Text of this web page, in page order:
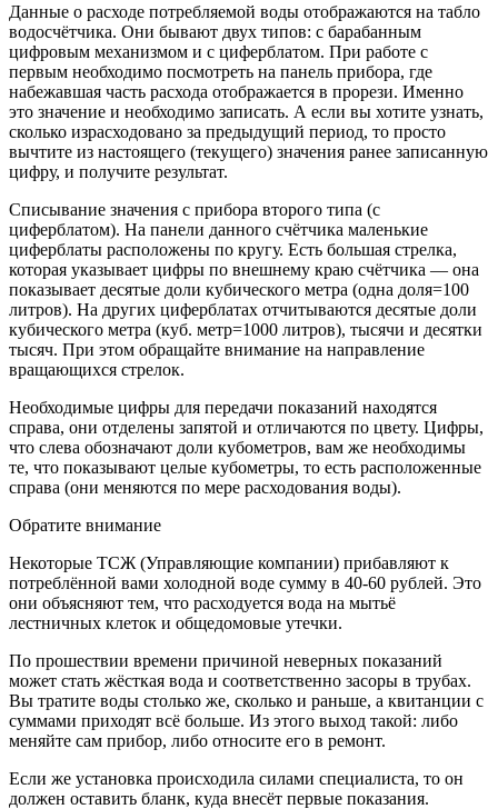
Данные о расходе потребляемой воды отображаются на табло
водосчётчика. Они бывают двух типов: с барабанным
цифровым механизмом и с циферблатом. При работе с
первым необходимо посмотреть на панель прибора, где
набежавшая часть расхода отображается в прорези. Именно
это значение и необходимо записать. А если вы хотите узнать,
сколько израсходовано за предыдущий период, то просто
вычтите из настоящего (текущего) значения ранее записанную
цифру, и получите результат.
Списывание значения с прибора второго типа (с
циферблатом). На панели данного счётчика маленькие
циферблаты расположены по кругу. Есть большая стрелка,
которая указывает цифры по внешнему краю счётчика — она
показывает десятые доли кубического метра (одна доля=100
литров). На других циферблатах отчитываются десятые доли
кубического метра (куб. метр=1000 литров), тысячи и десятки
тысяч. При этом обращайте внимание на направление
вращающихся стрелок.
Необходимые цифры для передачи показаний находятся
справа, они отделены запятой и отличаются по цвету. Цифры,
что слева обозначают доли кубометров, вам же необходимы
те, что показывают целые кубометры, то есть расположенные
справа (они меняются по мере расходования воды).
Обратите внимание
Некоторые ТСЖ (Управляющие компании) прибавляют к
потреблённой вами холодной воде сумму в 40-60 рублей. Это
они объясняют тем, что расходуется вода на мытьё
лестничных клеток и общедомовые утечки.
По прошествии времени причиной неверных показаний
может стать жёсткая вода и соответственно засоры в трубах.
Вы тратите воды столько же, сколько и раньше, а квитанции с
суммами приходят всё больше. Из этого выход такой: либо
меняйте сам прибор, либо относите его в ремонт.
Если же установка происходила силами специалиста, то он
должен оставить бланк, куда внесёт первые показания.